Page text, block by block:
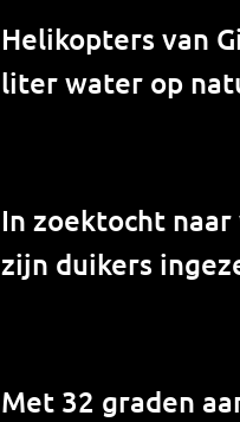
Helikopters van
liter water op
In zoektocht
zijn duikers
Met 32 graden